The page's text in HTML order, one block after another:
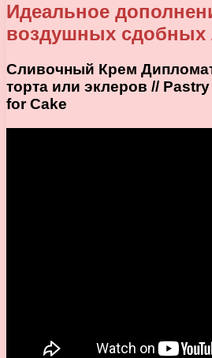
Идеальное
воздушных сдобных
Сливочный Крем
торта или эклеров //
for Cake